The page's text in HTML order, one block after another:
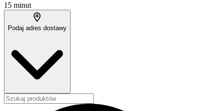
15 minut
Podaj adres dostawy